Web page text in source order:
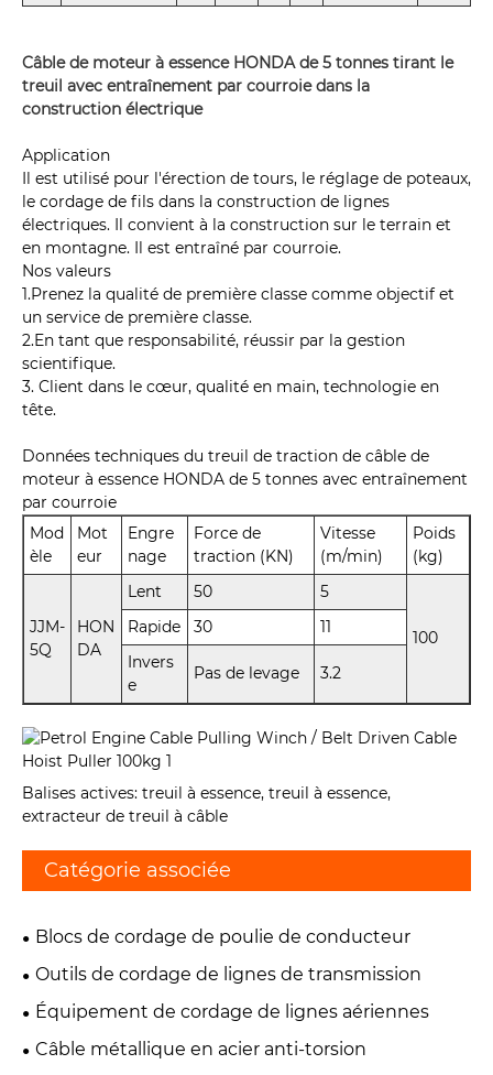
Câble de moteur à essence HONDA de 5 tonnes tirant le
treuil avec entraînement par courroie dans la
construction électrique
Application
Il est utilisé pour l'érection de tours, le réglage de poteaux,
le cordage de fils dans la construction de lignes
électriques. Il convient à la construction sur le terrain et
en montagne. Il est entraîné par courroie.
Nos valeurs
1.Prenez la qualité de première classe comme objectif et
un service de première classe.
2.En tant que responsabilité, réussir par la gestion
scientifique.
3. Client dans le cœur, qualité en main, technologie en
tête.
Données techniques du treuil de traction de câble de
moteur à essence HONDA de 5 tonnes avec entraînement
par courroie
Mod
èle
Mot
eur
Engre
nage
Force de
traction (KN)
Vitesse
(m/min)
Poids
(kg)
JJM-
5Q
HON
DA
Lent 50 5
100
Rapide 30
11
Invers
e
Pas de levage 3.2
Balises actives: treuil à essence, treuil à essence,
extracteur de treuil à câble
Catégorie associée
Blocs de cordage de poulie de conducteur
Outils de cordage de lignes de transmission
Équipement de cordage de lignes aériennes
Câble métallique en acier anti-torsion